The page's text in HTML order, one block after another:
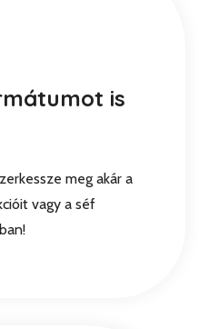
is
meg akár a
vagy a séf